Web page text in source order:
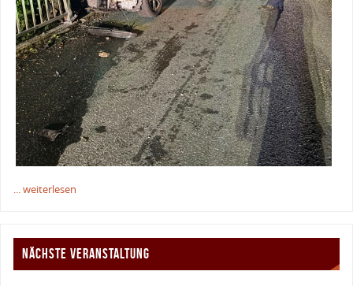
... weiterlesen
NÄCHSTE VERANSTALTUNG